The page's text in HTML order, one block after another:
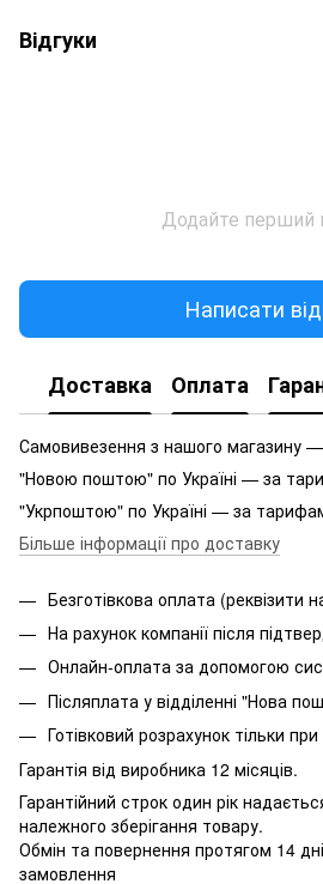
Відгуки
Додайте перший
Написати
Доставка Оплата
Самовивезення з нашого магазину
"Новою поштою" по Україні — за
"Укрпоштою" по Україні — за
Більше інформації про доставку
Безготівкова оплата (реквізити
На рахунок компанії після
Онлайн-оплата за допомогою
Післяплата у відділенні "Нова
Готівковий розрахунок тільки
Гарантія від виробника 12 місяців.
Гарантійний строк один рік
належного зберігання товару.
Обмін та повернення протягом 14
замовлення